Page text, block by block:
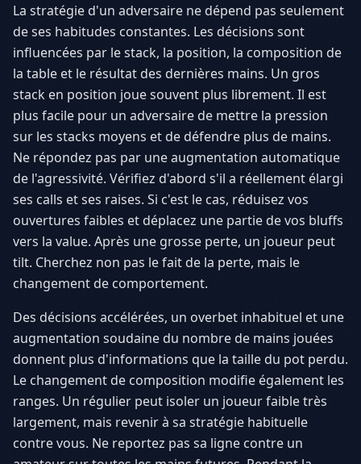
La stratégie d'un adversaire ne dépend pas seulement
de ses habitudes constantes. Les décisions sont
influencées par le stack, la position, la composition de
la table et le résultat des dernières mains. Un gros
stack en position joue souvent plus librement. Il est
plus facile pour un adversaire de mettre la pression
sur les stacks moyens et de défendre plus de mains.
Ne répondez pas par une augmentation automatique
de l'agressivité. Vérifiez d'abord s'il a réellement élargi
ses calls et ses raises. Si c'est le cas, réduisez vos
ouvertures faibles et déplacez une partie de vos bluffs
vers la value. Après une grosse perte, un joueur peut
tilt. Cherchez non pas le fait de la perte, mais le
changement de comportement.
Des décisions accélérées, un overbet inhabituel et une
augmentation soudaine du nombre de mains jouées
donnent plus d'informations que la taille du pot perdu.
Le changement de composition modifie également les
ranges. Un régulier peut isoler un joueur faible très
largement, mais revenir à sa stratégie habituelle
contre vous. Ne reportez pas sa ligne contre un